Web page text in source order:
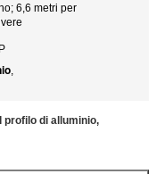
6,6 metri per
,
profilo di alluminio,